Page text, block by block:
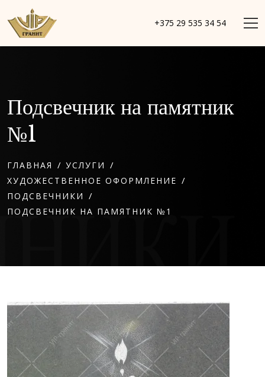
+375 29 535 34 54
Подсвечник на памятник
№1
ГЛАВНАЯ / УСЛУГИ /
ХУДОЖЕСТВЕННОЕ ОФОРМЛЕНИЕ /
ПОДСВЕЧНИКИ /
ПОДСВЕЧНИК НА ПАМЯТНИК №1